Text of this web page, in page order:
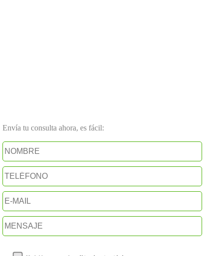
Envía tu consulta ahora, es fácil: